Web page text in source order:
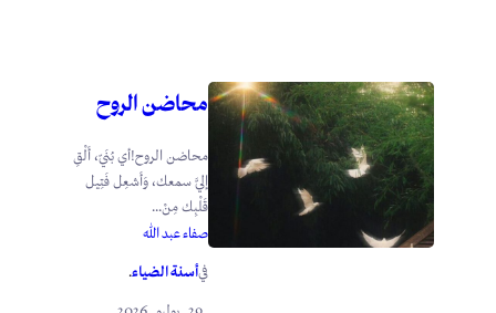
محاضن الروح
محاضن الروح!أي بُنَيّ، أَلْقِ
إليَّ سمعك، وَأَشعِل فَتِيل
قَلْبِك مِنْ...
صفاء عبد الله
فيأسنة الضياء.